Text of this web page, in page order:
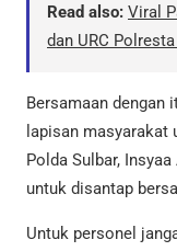
Read also: Viral
dan URC
Bersamaan dengan
lapisan masyarakat
Polda Sulbar,
untuk disantap
Untuk personel